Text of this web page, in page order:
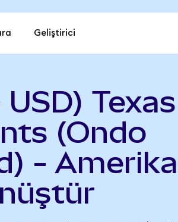
Geliştirici
Texas
(Ondo
-